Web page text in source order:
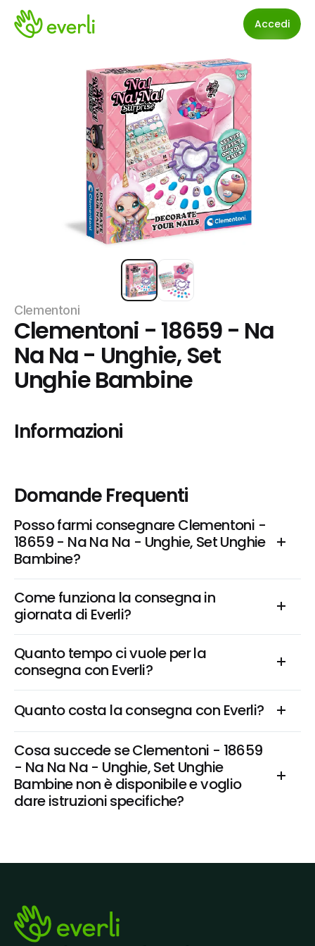
Accedi
Clementoni
Clementoni - 18659 - Na
Na Na - Unghie, Set
Unghie Bambine
Informazioni
Domande Frequenti
Posso farmi consegnare Clementoni -
18659 - Na Na Na - Unghie, Set Unghie
Bambine?
Come funziona la consegna in
giornata di Everli?
Quanto tempo ci vuole per la
consegna con Everli?
Quanto costa la consegna con Everli?
Cosa succede se Clementoni - 18659
- Na Na Na - Unghie, Set Unghie
Bambine non è disponibile e voglio
dare istruzioni specifiche?